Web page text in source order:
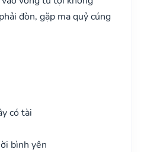
đòn, gặp ma quỷ cúng
có tài
bình yên